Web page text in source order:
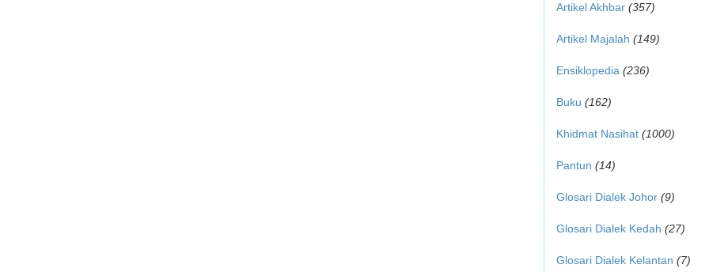
Artikel Akhbar (357)
Artikel Majalah (149)
Ensiklopedia (236)
Buku (162)
Khidmat Nasihat (1000)
Pantun (14)
Glosari Dialek Johor (9)
Glosari Dialek Kedah (27)
Glosari Dialek Kelantan (7)